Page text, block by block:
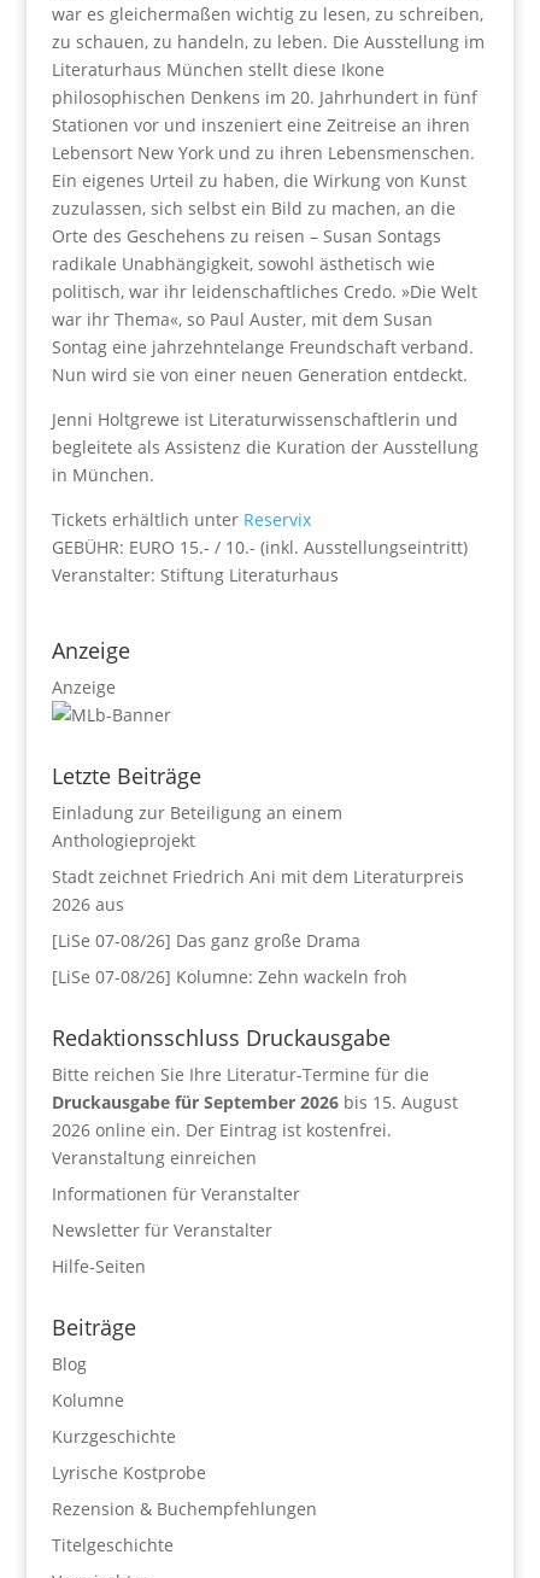
war es gleichermaßen wichtig zu lesen, zu schreiben,
zu schauen, zu handeln, zu leben. Die Ausstellung im
Literaturhaus München stellt diese Ikone
philosophischen Denkens im 20. Jahrhundert in fünf
Stationen vor und inszeniert eine Zeitreise an ihren
Lebensort New York und zu ihren Lebensmenschen.
Ein eigenes Urteil zu haben, die Wirkung von Kunst
zuzulassen, sich selbst ein Bild zu machen, an die
Orte des Geschehens zu reisen – Susan Sontags
radikale Unabhängigkeit, sowohl ästhetisch wie
politisch, war ihr leidenschaftliches Credo. »Die Welt
war ihr Thema«, so Paul Auster, mit dem Susan
Sontag eine jahrzehntelange Freundschaft verband.
Nun wird sie von einer neuen Generation entdeckt.
Jenni Holtgrewe ist Literaturwissenschaftlerin und
begleitete als Assistenz die Kuration der Ausstellung
in München.
Tickets erhältlich unter Reservix
GEBÜHR: EURO 15.- / 10.- (inkl. Ausstellungseintritt)
Veranstalter: Stiftung Literaturhaus
Anzeige
Anzeige
Letzte Beiträge
Einladung zur Beteiligung an einem
Anthologieprojekt
Stadt zeichnet Friedrich Ani mit dem Literaturpreis
2026 aus
[LiSe 07-08/26] Das ganz große Drama
[LiSe 07-08/26] Kolumne: Zehn wackeln froh
Redaktionsschluss Druckausgabe
Bitte reichen Sie Ihre Literatur-Termine für die
Druckausgabe für September 2026bis 15. August
2026 online ein. Der Eintrag ist kostenfrei.
Veranstaltung einreichen
Informationen für Veranstalter
Newsletter für Veranstalter
Hilfe-Seiten
Beiträge
Blog
Kolumne
Kurzgeschichte
Lyrische Kostprobe
Rezension & Buchempfehlungen
Titelgeschichte